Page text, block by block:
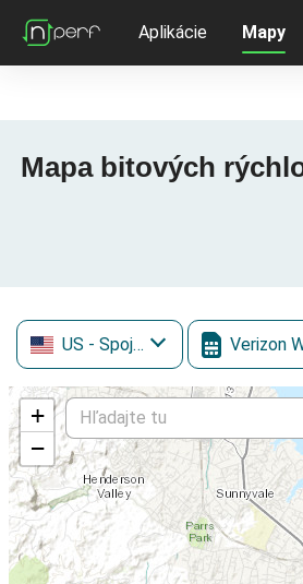
Aplikácie Mapy
Mapa bitových
US - Spojené štáty
+
−